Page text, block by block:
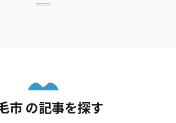
市 の記事を探す